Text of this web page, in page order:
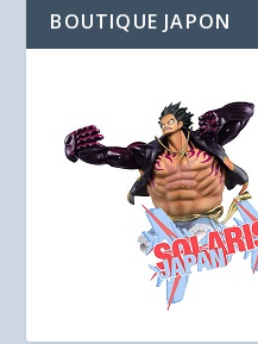
BOUTIQUE JAPON